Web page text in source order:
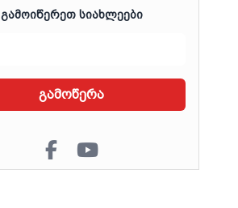
ᲒᲐᲛᲝᲘᲬᲔᲠᲔᲗ ᲡᲘᲐᲮᲚᲔᲔᲑᲘ
გამოწერა